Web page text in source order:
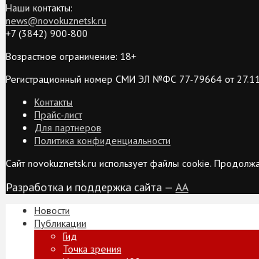
Наши контакты:
news@novokuznetsk.ru
+7 (3842) 900-800
Возрастное ограничение: 18+
Регистрационный номер СМИ ЭЛ №ФС 77-79664 от
Контакты
Прайс-лист
Для партнеров
Политика конфиденциальности
Сайт novokuznetsk.ru использует файлы cookie.
Разработка и поддержка сайта — AA
Новости
Публикации
Гид
Точка зрения